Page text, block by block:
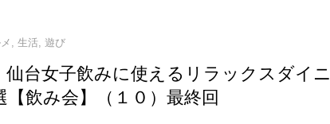
,生活 ,遊び
仙台女子飲みに使えるリラックスダイニ
【飲み会】（１０）最終回